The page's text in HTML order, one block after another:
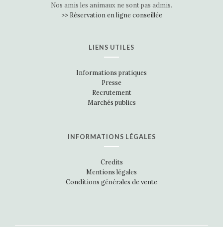
Nos amis les animaux ne sont pas admis.
>> Réservation en ligne conseillée
LIENS UTILES
Informations pratiques
Presse
Recrutement
Marchés publics
INFORMATIONS LÉGALES
Credits
Mentions légales
Conditions générales de vente